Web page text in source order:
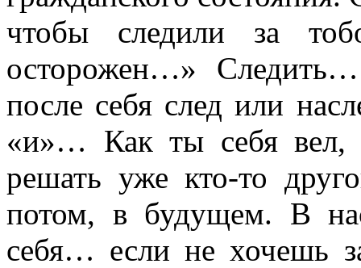
чтобы следили за
осторожен…»
после себя след или
«и»… Как ты себя вел,
решать уже кто-то
потом, в будущем. В
себя… если не хочешь